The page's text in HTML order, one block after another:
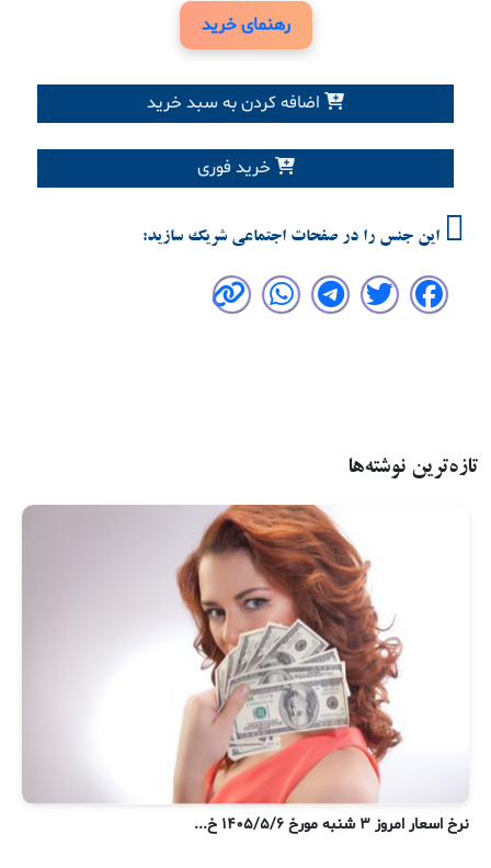
رهنمای خرید
اضافه کردن به سبد خرید
خرید فوری
این جنس را در صفحات اجتماعی شریک سازید:
تازه‌ترین نوشته‌ها
نرخ اسعار امروز ۳ شنبه مورخ ۱۴۰۵/۵/۶ خ...